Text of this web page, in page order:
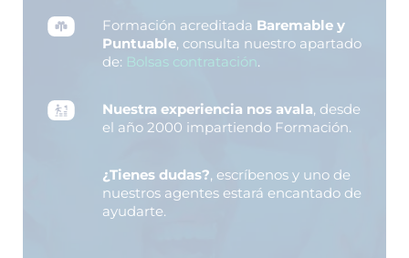
Formación acreditada Baremable y
Puntuable, consulta nuestro apartado
de: Bolsas contratación.
Nuestra experiencia nos avala, desde
el año 2000 impartiendo Formación.
¿Tienes dudas?, escríbenos y uno de
nuestros agentes estará encantado de
ayudarte.